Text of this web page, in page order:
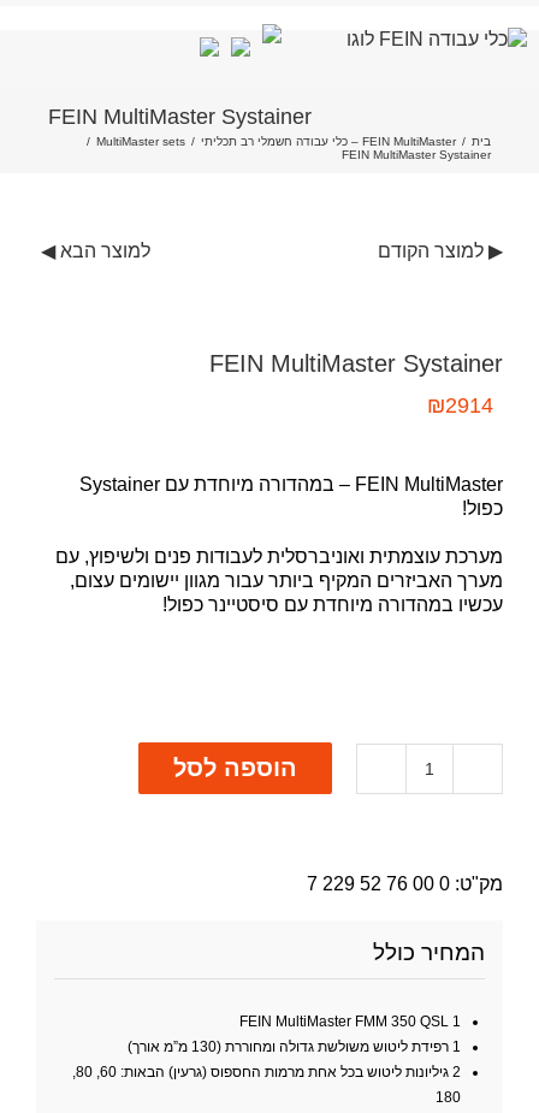
FEIN MultiMaster Systainer
בית / FEIN MultiMaster – כלי עבודה חשמלי רב תכליתי /
MultiMaster sets
/
FEIN MultiMaster Systainer
▶ למוצר הקודם למוצר הבא ◀
FEIN MultiMaster Systainer
₪2914
FEIN MultiMaster – במהדורה מיוחדת עם Systainer
כפול!
מערכת עוצמתית ואוניברסלית לעבודות פנים ולשיפוץ, עם
מערך האביזרים המקיף ביותר עבור מגוון יישומים עצום,
עכשיו במהדורה מיוחדת עם סיסטיינר כפול!
כמות
Systainer
הוספה לסל
מק"ט: 0 00 76 52 229 7
המחיר כולל
1 FEIN MultiMaster FMM
350 QSL
1 רפידת ליטוש משולשת גדולה ומחוררת (130 מ”מ אורך)
2 גיליונות ליטוש בכל אחת מרמות החספוס (גרעין) הבאות: 60, 80,
180